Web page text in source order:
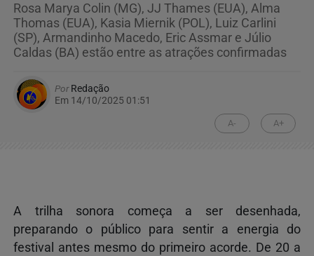
Rosa Marya Colin (MG), JJ Thames (EUA), Alma
Thomas (EUA), Kasia Miernik (POL), Luiz Carlini
(SP), Armandinho Macedo, Eric Assmar e Júlio
Caldas (BA) estão entre as atrações confirmadas
PorRedação
Em 14/10/2025 01:51
A- A+
A trilha sonora começa a ser desenhada,
preparando o público para sentir a energia do
festival antes mesmo do primeiro acorde. De 20 a